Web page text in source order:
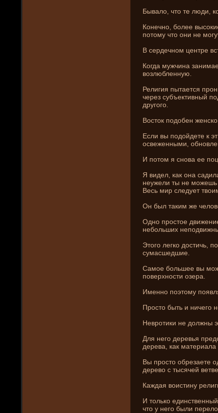
Бывало, что те люди,
Конечно, более
потому что они­ не
В серде­чном центре
Когда мужчина
возлюбленную.
Религия пытается
через субъективный
другого.
Восток подобен
Если вы подойде­те к
освеженными,
И потом я снова ее
Я виде­л, как она
неужели ты не можешь
Весь мир следует
Он был таким же
Одно простое
небольших
Этого легко достичь,
сумасшедшие.
Самое большее вы
поверхности озера.
Именно поэтому
Просто быть и ни­чего
Невротики не должны
Для него де­ревья
де­рева, как
Вы просто обрезаете
де­рево с тысячей
Каждая воистину
И только
что у него были